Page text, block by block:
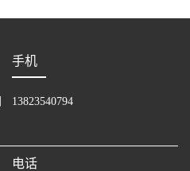
手机
13823540794
电话